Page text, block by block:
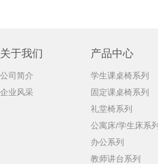
关于我们
公司简介
企业风采
产品中心
学生课桌椅系列
固定课桌椅系列
礼堂椅系列
公寓床/学生床系列
办公系列
教师讲台系列